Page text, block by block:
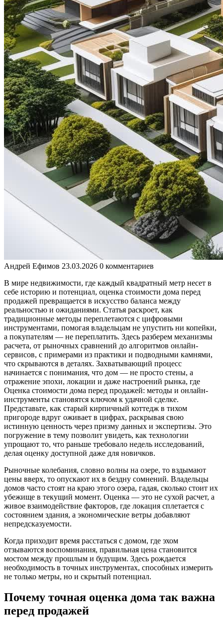
Андрей Ефимов 23.03.2026 0 комментариев
В мире недвижимости, где каждый квадратный метр несет в
себе историю и потенциал, оценка стоимости дома перед
продажей превращается в искусство баланса между
реальностью и ожиданиями. Статья раскроет, как
традиционные методы переплетаются с цифровыми
инструментами, помогая владельцам не упустить ни копейки,
а покупателям — не переплатить. Здесь разберем механизмы
расчета, от рыночных сравнений до алгоритмов онлайн-
сервисов, с примерами из практики и подводными камнями,
что скрываются в деталях. Захватывающий процесс
начинается с понимания, что дом — не просто стены, а
отражение эпохи, локации и даже настроений рынка, где
Оценка стоимости дома перед продажей: методы и онлайн-
инструменты становятся ключом к удачной сделке.
Представьте, как старый кирпичный коттедж в тихом
пригороде вдруг оживает в цифрах, раскрывая свою
истинную ценность через призму данных и экспертизы. Это
погружение в тему позволит увидеть, как технологии
упрощают то, что раньше требовало недель исследований,
делая оценку доступной даже для новичков.
Рыночные колебания, словно волны на озере, то вздымают
цены вверх, то опускают их в бездну сомнений. Владельцы
домов часто стоят на краю этого озера, гадая, сколько стоит их
убежище в текущий момент. Оценка — это не сухой расчет, а
живое взаимодействие факторов, где локация сплетается с
состоянием здания, а экономические ветры добавляют
непредсказуемости.
Когда приходит время расстаться с домом, где эхом
отзываются воспоминания, правильная цена становится
мостом между прошлым и будущим. Здесь рождается
необходимость в точных инструментах, способных измерить
не только метры, но и скрытый потенциал.
Почему точная оценка дома так важна
перед продажей